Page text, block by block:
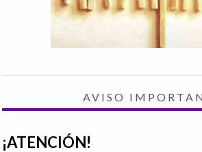
AVISO
¡ATENCIÓN!